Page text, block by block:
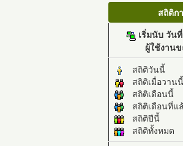
สถิติก
เริ่มนับ วัน
ผู้ใช้งาน
สถิติวันนี้
สถิติเมื่อวานนี้
สถิติเดือนนี้
สถิติเดือนที่แ
สถิติปีนี้
สถิติทั้งหมด